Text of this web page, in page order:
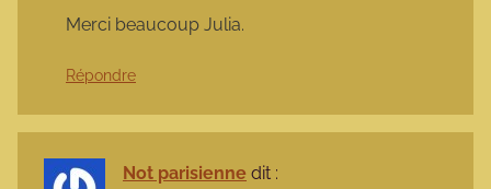
Merci beaucoup Julia.
Répondre
Not parisienne dit :